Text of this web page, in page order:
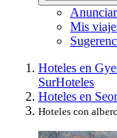
Mis
Hoteles en
SurHoteles
Hoteles en
Hoteles con